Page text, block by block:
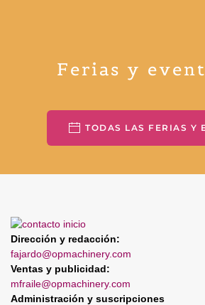
Ferias y
TODAS LAS FERIAS Y
Dirección y redacción:
fajardo@opmachinery.com
Ventas y publicidad:
mfraile@opmachinery.com
Administración y suscripciones